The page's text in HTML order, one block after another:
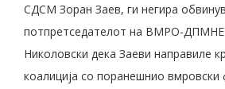
СДСМ Зоран Заев, ги негира
потпретседателот на ВМРО-ДПМНЕ
Николовски дека Заеви направиле
коалиција со поранешнио